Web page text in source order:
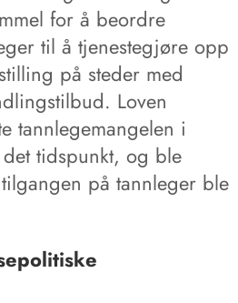
for å beordre
til å tjenestegjøre opp
på steder med
Loven
tannlegemangelen i
tidspunkt, og ble
på tannleger ble